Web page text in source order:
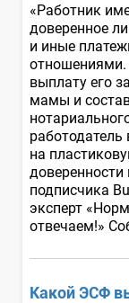
«Работник
доверенное
и иные
отношениями.
выплату его
мамы и
на
подписчика
эксперт
отвечаем!»
Какой ЭСФ